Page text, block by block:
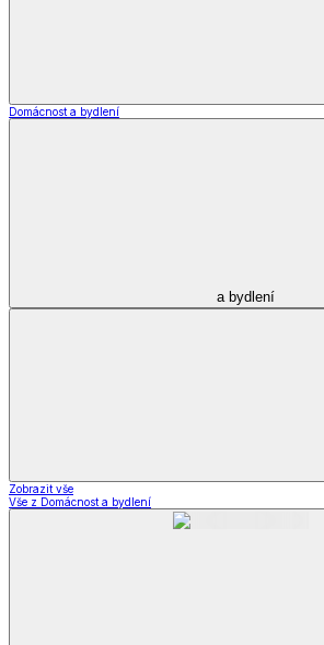
Domácnost a bydlení
a bydlení
Zobrazit vše
Vše z Domácnost a bydlení